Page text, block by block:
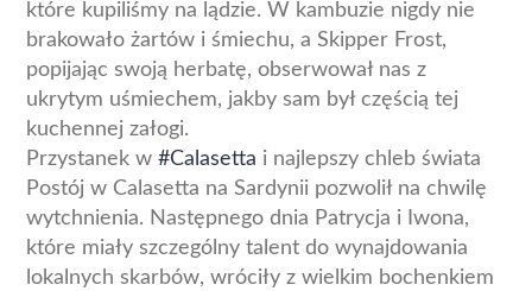
które kupiliśmy na lądzie. W kambuzie nigdy nie
brakowało żartów i śmiechu, a Skipper Frost,
popijając swoją herbatę, obserwował nas z
ukrytym uśmiechem, jakby sam był częścią tej
kuchennej załogi.
Przystanek w #Calasetta i najlepszy chleb świata
Postój w Calasetta na Sardynii pozwolił na chwilę
wytchnienia. Następnego dnia Patrycja i Iwona,
które miały szczególny talent do wynajdowania
lokalnych skarbów, wróciły z wielkim bochenkiem